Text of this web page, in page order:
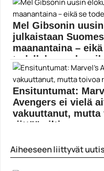
Quentin Tarantinon uran
saapuu Suomessakin
Elokuvauutiset
Mel Gibsonin
julkaistaan
maanantaina –
todellakaan ole
Entinen rämäpää Mel Gibson
valkokankaalla...
Elokuvauutiset
Ensituntumat:
Avengers ei vielä
vakuuttanut, mutta
riittää silti
pelaamaan pienen pätkän...
Aiheeseen liittyvät